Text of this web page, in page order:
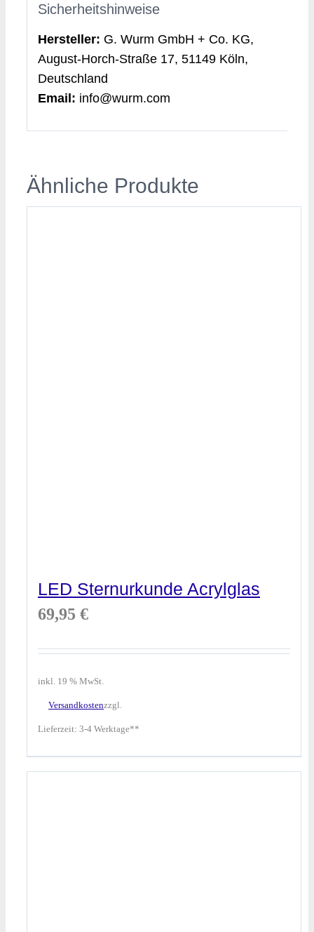
Sicherheitshinweise
Hersteller: G. Wurm GmbH + Co. KG,
August-Horch-Straße 17, 51149 Köln,
Deutschland
Email: info@wurm.com
Ähnliche Produkte
LED Sternurkunde Acrylglas
69,95 €
inkl. 19 % MwSt.
zzgl.
Versandkosten
Lieferzeit: 3-4 Werktage**